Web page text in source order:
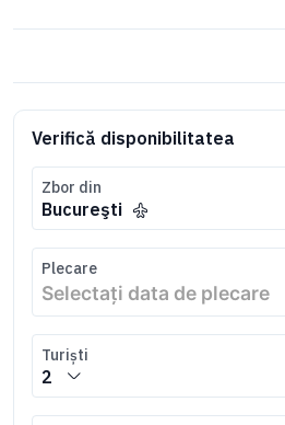
Verifică disponibilitatea
Zbor din
Bucureşti
Plecare
Turiști
2